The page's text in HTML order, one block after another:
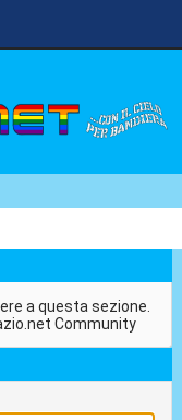
a questa sezione.
Community